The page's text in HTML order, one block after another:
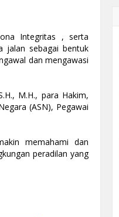
Integritas , serta
jalan sebagai bentuk
dan mengawasi
M.H., para Hakim,
(ASN), Pegawai
memahami dan
peradilan yang